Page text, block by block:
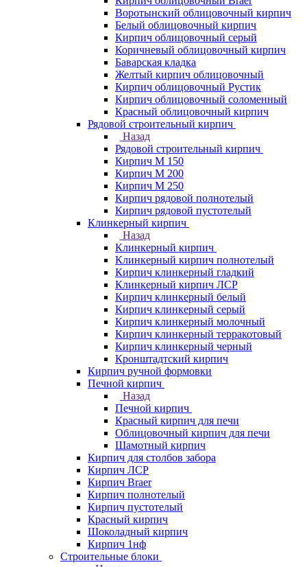
Воротынский облицовочный кирпич
Белый облицовочный кирпич
Кирпич облицовочный серый
Коричневый облицовочный кирпич
Баварская кладка
Желтый кирпич облицовочный
Кирпич облицовочный Рустик
Кирпич облицовочный соломенный
Красный облицовочный кирпич
Рядовой строительный кирпич
Назад
Рядовой строительный кирпич
Кирпич М 150
Кирпич М 200
Кирпич М 250
Кирпич рядовой полнотелый
Кирпич рядовой пустотелый
Клинкерный кирпич
Назад
Клинкерный кирпич
Клинкерный кирпич полнотелый
Кирпич клинкерный гладкий
Клинкерный кирпич ЛСР
Кирпич клинкерный белый
Кирпич клинкерный серый
Кирпич клинкерный молочный
Кирпич клинкерный терракотовый
Кирпич клинкерный черный
Кронштадтский кирпич
Кирпич ручной формовки
Печной кирпич
Назад
Печной кирпич
Красный кирпич для печи
Облицовочный кирпич для печи
Шамотный кирпич
Кирпич для столбов забора
Кирпич ЛСР
Кирпич Braer
Кирпич полнотелый
Кирпич пустотелый
Красный кирпич
Шоколадный кирпич
Кирпич 1нф
Строительные блоки